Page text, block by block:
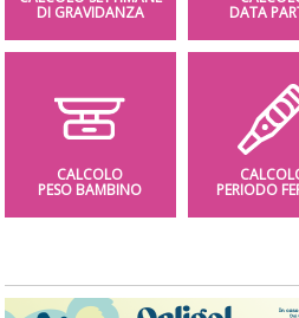
DI GRAVIDANZA DATA
CALCOLO
PESO BAMBINO PERIODO